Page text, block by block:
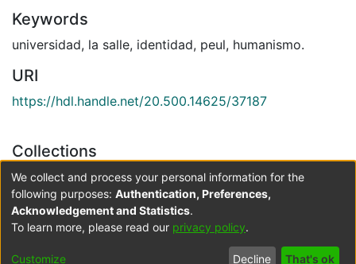
Keywords
universidad, la salle, identidad, peul, humanismo.
URI
https://hdl.handle.net/20.500.14625/37187
Collections
Facultad de Ciencias de la Educación e-learning
Full item page
Cookie End User Send
We collect and process your personal information for the
following purposes: Authentication, Preferences,
Acknowledgement and Statistics.
To learn more, please read our privacy policy.
Customize Decline That's ok